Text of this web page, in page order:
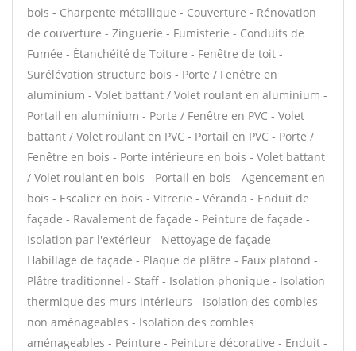
bois - Charpente métallique - Couverture - Rénovation
de couverture - Zinguerie - Fumisterie - Conduits de
Fumée - Étanchéité de Toiture - Fenêtre de toit -
Surélévation structure bois - Porte / Fenêtre en
aluminium - Volet battant / Volet roulant en aluminium -
Portail en aluminium - Porte / Fenêtre en PVC - Volet
battant / Volet roulant en PVC - Portail en PVC - Porte /
Fenêtre en bois - Porte intérieure en bois - Volet battant
/ Volet roulant en bois - Portail en bois - Agencement en
bois - Escalier en bois - Vitrerie - Véranda - Enduit de
façade - Ravalement de façade - Peinture de façade -
Isolation par l'extérieur - Nettoyage de façade -
Habillage de façade - Plaque de plâtre - Faux plafond -
Plâtre traditionnel - Staff - Isolation phonique - Isolation
thermique des murs intérieurs - Isolation des combles
non aménageables - Isolation des combles
aménageables - Peinture - Peinture décorative - Enduit -